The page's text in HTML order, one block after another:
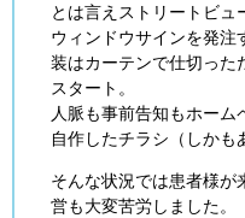
とは言えストリートビュ
ウィンドウサインを発注
装はカーテンで仕切った
スタート。
人脈も事前告知もホー
自作したチラシ（しかも
そんな状況では患者様が
営も大変苦労しました。